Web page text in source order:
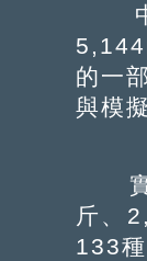
中
的一
與模
實
斤、
133